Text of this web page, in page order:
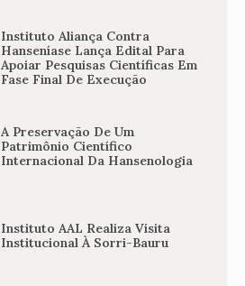
Instituto Aliança Contra
Hanseníase Lança Edital Para
Apoiar Pesquisas Científicas Em
Fase Final De Execução
A Preservação De Um
Patrimônio Científico
Internacional Da Hansenologia
Instituto AAL Realiza Visita
Institucional À Sorri-Bauru